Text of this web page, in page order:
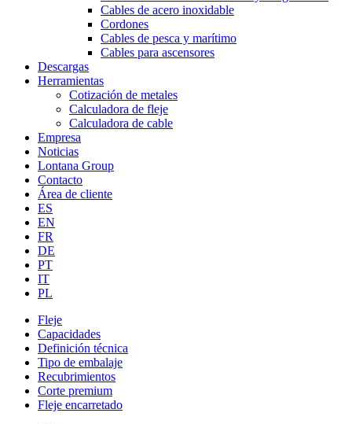
Cables de acero inoxidable
Cordones
Cables de pesca y marítimo
Cables para ascensores
Descargas
Herramientas
Cotización de metales
Calculadora de fleje
Calculadora de cable
Empresa
Noticias
Lontana Group
Contacto
Área de cliente
ES
EN
FR
DE
PT
IT
PL
Fleje
Capacidades
Definición técnica
Tipo de embalaje
Recubrimientos
Corte premium
Fleje encarretado